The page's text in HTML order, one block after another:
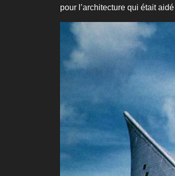
pour l’architecture qui était